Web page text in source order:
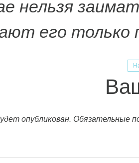
нельзя
его только
опубликован. Обязательные